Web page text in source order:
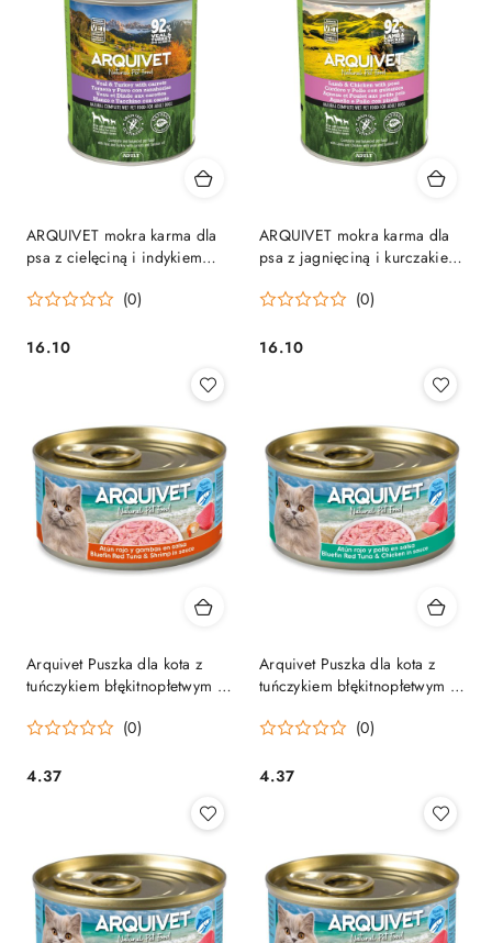
ARQUIVET mokra karma dla
psa z cielęciną i indykiem
(0)
Cena:
16.10
ARQUIVET mokra karma dla
psa z jagnięciną i kurczakiem
(0)
Cena:
16.10
Arquivet Puszka dla kota z
tuńczykiem błękitnopłetwym i
(0)
Cena:
4.37
Arquivet Puszka dla kota z
tuńczykiem błękitnopłetwym i
(0)
Cena:
4.37